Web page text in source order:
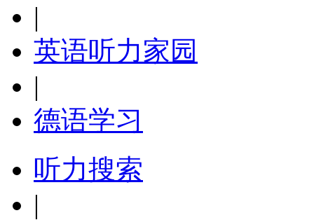
|
英语听力家园
|
德语学习
听力搜索
|